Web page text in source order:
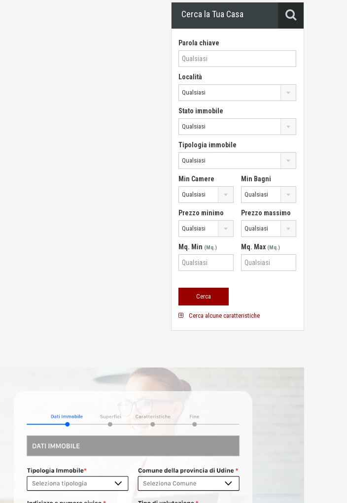
Cerca la Tua Casa
Parola chiave
Località
Qualsiasi
Stato immobile
Qualsiasi
Tipologia immobile
Qualsiasi
Min Camere
Qualsiasi
Min Bagni
Qualsiasi
Prezzo minimo
Qualsiasi
Prezzo massimo
Qualsiasi
Mq. Min (Mq.) Mq. Max (Mq.)
Cerca alcune caratteristiche